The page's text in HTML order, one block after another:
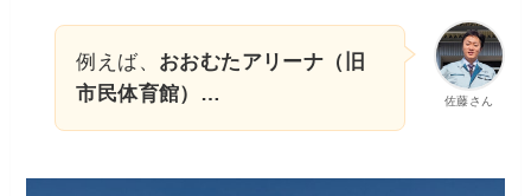
佐藤さん
例えば、 おおむたアリーナ（旧
市民体育館）…